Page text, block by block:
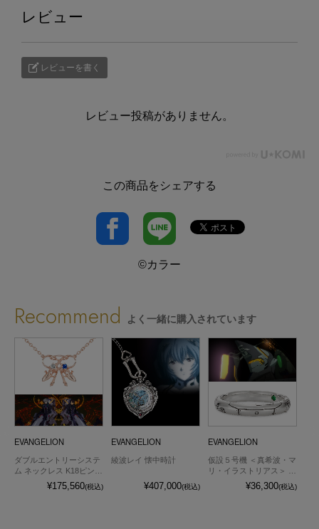
レビュー
レビューを書く
レビュー投稿がありません。
この商品をシェアする
©カラー
Recommend よく一緒に購入されています
EVANGELION
ダブルエントリーシステ
ム ネックレス K18ピンク
¥175,560(税込)
EVANGELION
綾波レイ 懐中時計
¥407,000(税込)
EVANGELION
仮設５号機 ＜真希波・マ
リ・イラストリアス＞ エ
ントリープラグリング
¥36,300(税込)